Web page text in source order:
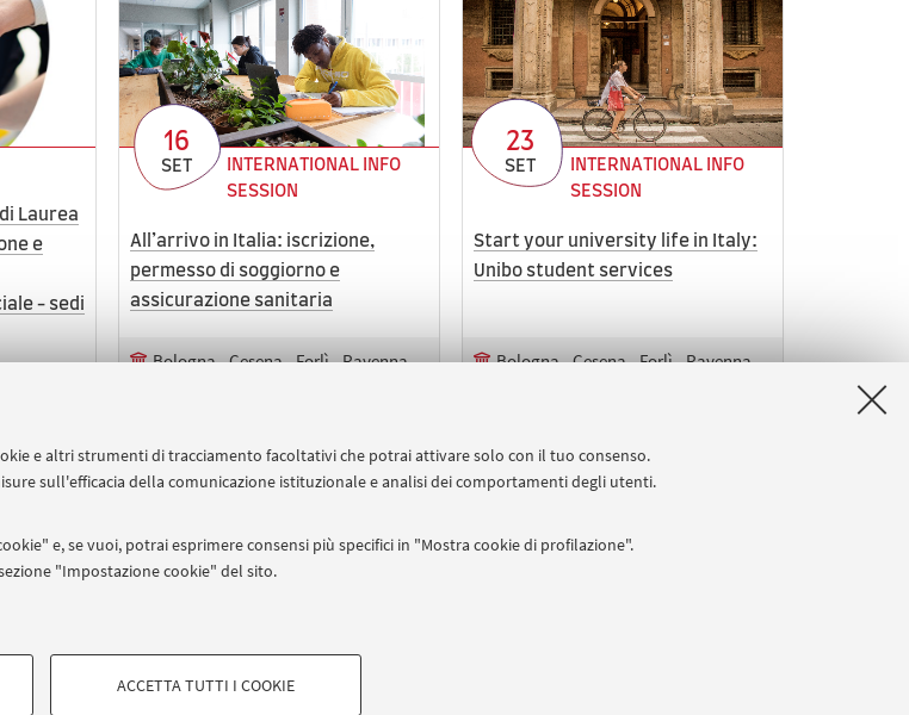
e altri strumenti di tracciamento facoltativi che potrai attivare solo con il tuo consenso.
sull'efficacia della comunicazione istituzionale e analisi dei comportamenti degli utenti.
e, se vuoi, potrai esprimere consensi più specifici in "Mostra cookie di profilazione".
"Impostazione cookie" del sito.
COOKIE TECNICI - NECESSARI
ACCETTA TUTTI I COOKIE
Laurea
e
- sedi
16
SET
INTERNATIONAL INFO
SESSION
All’arrivo in Italia: iscrizione,
permesso di soggiorno e
assicurazione sanitaria
Bologna - Cesena - Forlì - Ravenna -
laurea
23
SET
INTERNATIONAL INFO
SESSION
Start your university life in Italy:
Unibo student services
Bologna - Cesena - Forlì - Ravenna -
laurea
Pagina successiva
di Bologna - Via Zamboni, 33 - 40126 Bologna - Partita IVA: 01131710376